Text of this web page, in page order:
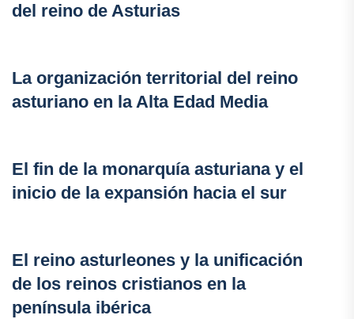
del reino de Asturias
La organización territorial del reino
asturiano en la Alta Edad Media
El fin de la monarquía asturiana y el
inicio de la expansión hacia el sur
El reino asturleones y la unificación
de los reinos cristianos en la
península ibérica